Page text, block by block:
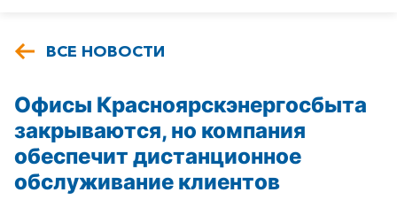
ВСЕ НОВОСТИ
Офисы Красноярскэнергосбыта
закрываются, но компания
обеспечит дистанционное
обслуживание клиентов